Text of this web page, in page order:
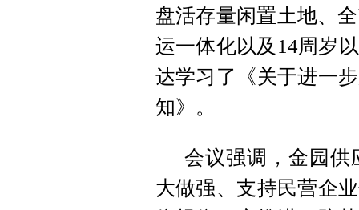
盘活存量闲置土地、
运一体化以及14周岁
达学习了《关于进一
知》。
会议强调，金园供
大做强、支持民营企